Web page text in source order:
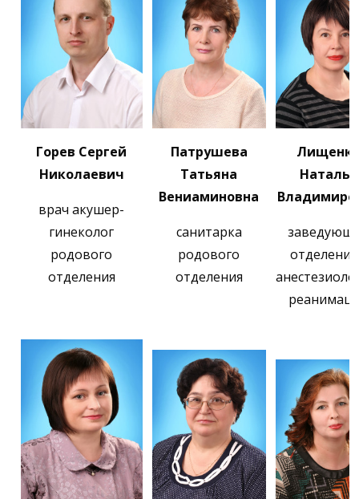
Горев Сергей
Николаевич
врач акушер-
гинеколог
родового
отделения
Патрушева
Татьяна
Вениаминовна
санитарка
родового
отделения
Наталья